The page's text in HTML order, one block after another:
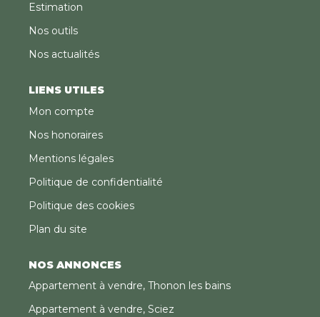
Estimation
Nos outils
Nos actualités
LIENS UTILES
Mon compte
Nos honoraires
Mentions légales
Politique de confidentialité
Politique des cookies
Plan du site
NOS ANNONCES
Appartement à vendre, Thonon les bains
Appartement à vendre, Sciez